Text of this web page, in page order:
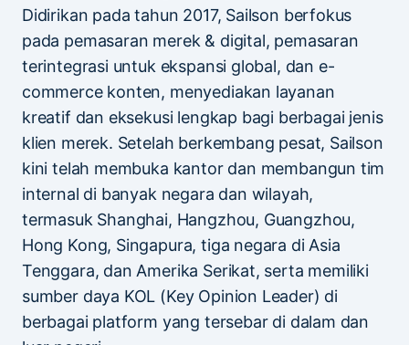
Didirikan pada tahun 2017, Sailson berfokus
pada pemasaran merek & digital, pemasaran
terintegrasi untuk ekspansi global, dan e-
commerce konten, menyediakan layanan
kreatif dan eksekusi lengkap bagi berbagai jenis
klien merek. Setelah berkembang pesat, Sailson
kini telah membuka kantor dan membangun tim
internal di banyak negara dan wilayah,
termasuk Shanghai, Hangzhou, Guangzhou,
Hong Kong, Singapura, tiga negara di Asia
Tenggara, dan Amerika Serikat, serta memiliki
sumber daya KOL (Key Opinion Leader) di
berbagai platform yang tersebar di dalam dan